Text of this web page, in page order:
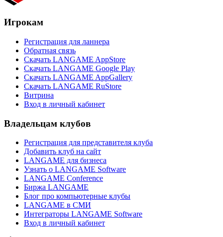
Игрокам
Регистрация для ланнера
Обратная связь
Скачать LANGAME AppStore
Скачать LANGAME Google Play
Скачать LANGAME AppGallery
Скачать LANGAME RuStore
Витрина
Вход в личный кабинет
Владельцам клубов
Регистрация для представителя клуба
Добавить клуб на сайт
LANGAME для бизнеса
Узнать о LANGAME Software
LANGAME Conference
Биржа LANGAME
Блог про компьютерные клубы
LANGAME в СМИ
Интеграторы LANGAME Software
Вход в личный кабинет